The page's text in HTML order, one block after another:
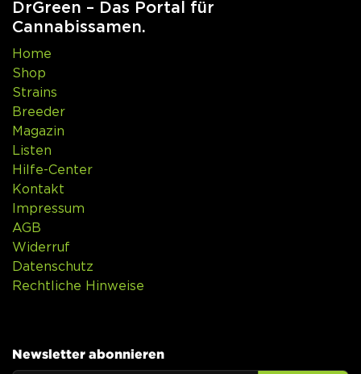
DrGreen – Das Portal für
Cannabissamen.
Home
Shop
Strains
Breeder
Magazin
Listen
Hilfe-Center
Kontakt
Impressum
AGB
Widerruf
Datenschutz
Rechtliche Hinweise
Newsletter abonnieren